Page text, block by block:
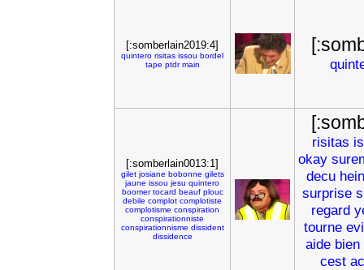
[:somberlain2019:4]
quintero risitas issou bordel
tape ptdr main
[:somberlain0013:1]
gilet josiane bobonne gilets
jaune issou jesu quintero
boomer tocard beauf plouc
debile complot complotiste
complotisme conspiration
conspirationniste
conspirationnisme dissident
dissidence
risitas
okay
decu hein
surprise
regard
tourne
aide bien
cest